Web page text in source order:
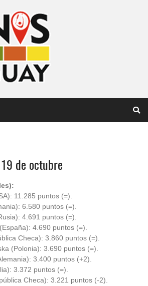
de octubre
11.285 puntos (=).
6.580 puntos (=).
4.691 puntos (=).
4.690 puntos (=).
Checa): 3.860 puntos (=).
(Polonia): 3.690 puntos (=).
3.400 puntos (+2).
3.372 puntos (=).
Checa): 3.221 puntos (-2).